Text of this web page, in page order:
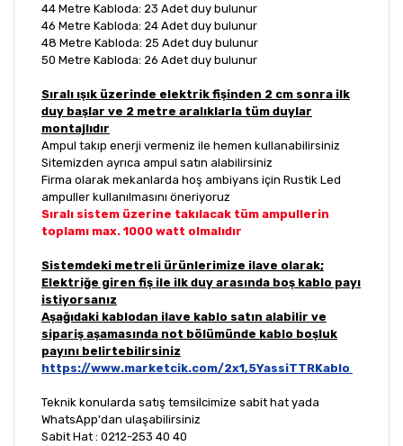
44 Metre Kabloda: 23 Adet duy bulunur
46 Metre Kabloda: 24 Adet duy bulunur
48 Metre Kabloda: 25 Adet duy bulunur
50 Metre Kabloda: 26 Adet duy bulunur
Sıralı ışık üzerinde elektrik fişinden 2 cm sonra ilk
duy başlar ve 2 metre aralıklarla tüm duylar
montajlıdır
Ampul takıp enerji vermeniz ile hemen kullanabilirsiniz
Sitemizden ayrıca ampul satın alabilirsiniz
Firma olarak mekanlarda hoş ambiyans için Rustik Led
ampuller kullanılmasını öneriyoruz
Sıralı sistem üzerine takılacak tüm ampullerin
toplamı max. 1000 watt olmalıdır
Sistemdeki metreli ürünlerimize ilave olarak;
Elektriğe giren fiş ile ilk duy arasında boş kablo payı
istiyorsanız
Aşağıdaki kablodan ilave kablo satın alabilir ve
sipariş aşamasında not bölümünde kablo boşluk
payını belirtebilirsiniz
https://www.marketcik.com/2x1,5YassiTTRKablo
Teknik konularda satış temsilcimize sabit hat yada
WhatsApp'dan ulaşabilirsiniz
Sabit Hat : 0212-253 40 40